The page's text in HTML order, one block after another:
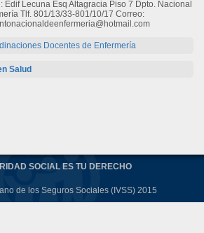
Edif Lecuna Esq Altagracia Piso 7 Dpto. Nacional
Tlf. 801/13/33-801/10/17 Correo:
Docentes de Enfermería
Salud
SOCIAL ES TU DERECHO
de los Seguros Sociales (IVSS) 2015